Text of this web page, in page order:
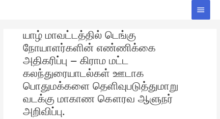
Main
யாழ் மாவட்டத்தில் டெங்கு
நோயாளர்களின் எண்ணிக்கை
அதிகரிப்பு – கிராம மட்ட
கலந்துரையாடல்கள் ஊடாக
பொதுமக்களை தெளிவுபடுத்துமாறு
வடக்கு மாகாண கௌரவ ஆளுநர்
அறிவிப்பு.
navigation